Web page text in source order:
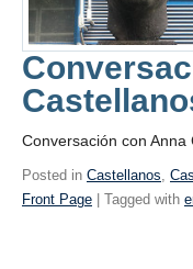
Conversación con
Posted in Castellanos
Front Page | Tagged with